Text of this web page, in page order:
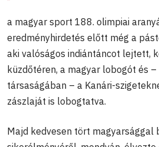
a magyar sport 188. olimpiai
eredményhirdetés előtt még a
aki valóságos indiántáncot lejtett,
küzdőtéren, a magyar lobogót és –
társaságában – a Kanári-
zászlaját is lobogtatva.
Majd kedvesen tört magyarsággal